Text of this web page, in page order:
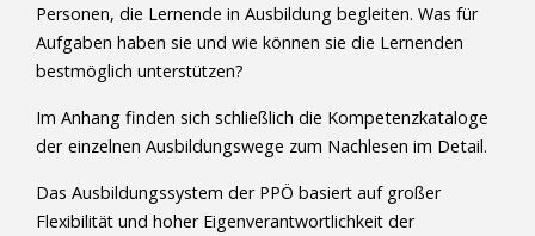
Personen, die Lernende in Ausbildung begleiten. Was für
Aufgaben haben sie und wie können sie die Lernenden
bestmöglich unterstützen?
Im Anhang finden sich schließlich die Kompetenzkataloge
der einzelnen Ausbildungswege zum Nachlesen im Detail.
Das Ausbildungssystem der PPÖ basiert auf großer
Flexibilität und hoher Eigenverantwortlichkeit der